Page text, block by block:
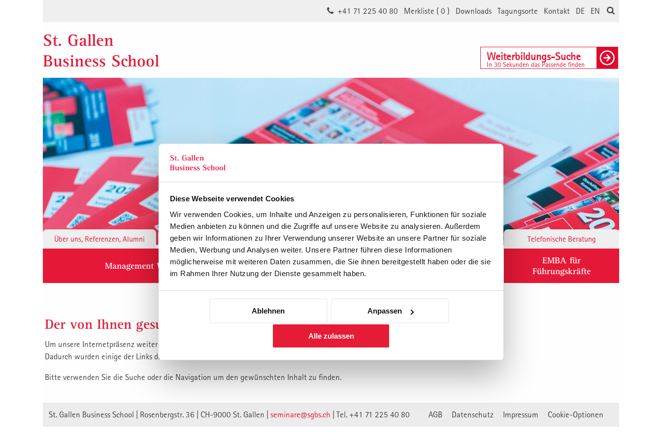
Diese Webseite verwendet Cookies
Wir verwenden Cookies, um Inhalte und Anzeigen zu personalisieren, Funktionen für soziale
Medien anbieten zu können und die Zugriffe auf unsere Website zu analysieren. Außerdem
geben wir Informationen zu Ihrer Verwendung unserer Website an unsere Partner für soziale
Medien, Werbung und Analysen weiter. Unsere Partner führen diese Informationen
möglicherweise mit weiteren Daten zusammen, die Sie ihnen bereitgestellt haben oder die sie
im Rahmen Ihrer Nutzung der Dienste gesammelt haben.
Ablehnen Anpassen
Alle zulassen
EN
DE
Kontakt
Tagungsorte
Downloads
Merkliste (0 )
+41 71 225 40 80
St. Gallen
Business School
Weiterbildungs-Suche
In 30 Sekunden das Passende finden
Über uns, Referenzen, Alumni Institute & Forschung Inhouse, Consulting Corporate Responsibility Telefonische Beratung
Management Weiterbildung
Berufsbegleitendes Praxisstudium
für Führungskräfte
EMBA für
Führungskräfte
Der von Ihnen gesuchte Inhalt ist vermutlich umgezogen.
Um unsere Internetpräsenz weiter zu verbessern, haben wir unsere Webseite auf eine neue technische Basis gestellt.
Dadurch wurden einige der Links die auf unsere Inhalte verweisen unwirksam.
Bitte verwenden Sie die Suche oder die Navigation um den gewünschten Inhalt zu finden.
St. Gallen Business School | Rosenbergstr. 36 | CH-9000 St. Gallen | seminare@sgbs.ch Tel. +41 71 225 40 80 AGB Datenschutz Impressum Cookie-Optionen